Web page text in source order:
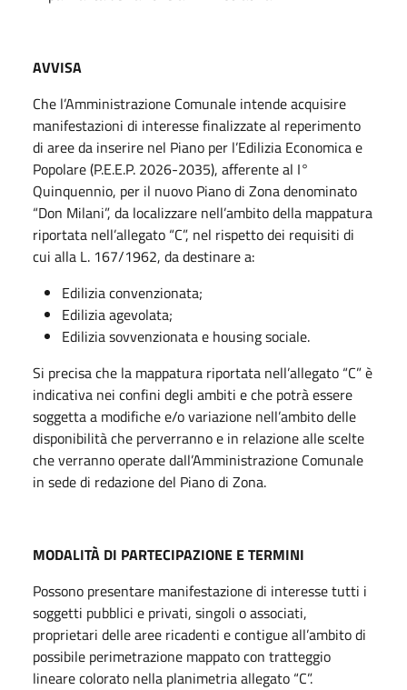
AVVISA
Che l’Amministrazione Comunale intende acquisire
manifestazioni di interesse finalizzate al reperimento
di aree da inserire nel Piano per l’Edilizia Economica e
Popolare (P.E.E.P. 2026-2035), afferente al I°
Quinquennio, per il nuovo Piano di Zona denominato
“Don Milani”, da localizzare nell’ambito della mappatura
riportata nell’allegato “C”, nel rispetto dei requisiti di
cui alla L. 167/1962, da destinare a:
Edilizia convenzionata;
Edilizia agevolata;
Edilizia sovvenzionata e housing sociale.
Si precisa che la mappatura riportata nell’allegato “C” è
indicativa nei confini degli ambiti e che potrà essere
soggetta a modifiche e/o variazione nell’ambito delle
disponibilità che perverranno e in relazione alle scelte
che verranno operate dall’Amministrazione Comunale
in sede di redazione del Piano di Zona.
MODALITÀ DI PARTECIPAZIONE E TERMINI
Possono presentare manifestazione di interesse tutti i
soggetti pubblici e privati, singoli o associati,
proprietari delle aree ricadenti e contigue all’ambito di
possibile perimetrazione mappato con tratteggio
lineare colorato nella planimetria allegato “C”.